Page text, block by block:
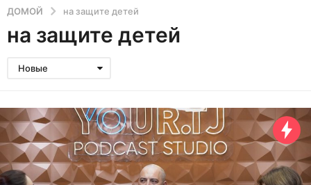
ДОМОЙ на защите детей
на защите детей
Новые